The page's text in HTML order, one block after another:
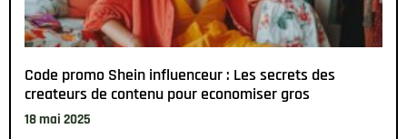
Code promo Shein influenceur : Les secrets des
createurs de contenu pour economiser gros
18 mai 2025